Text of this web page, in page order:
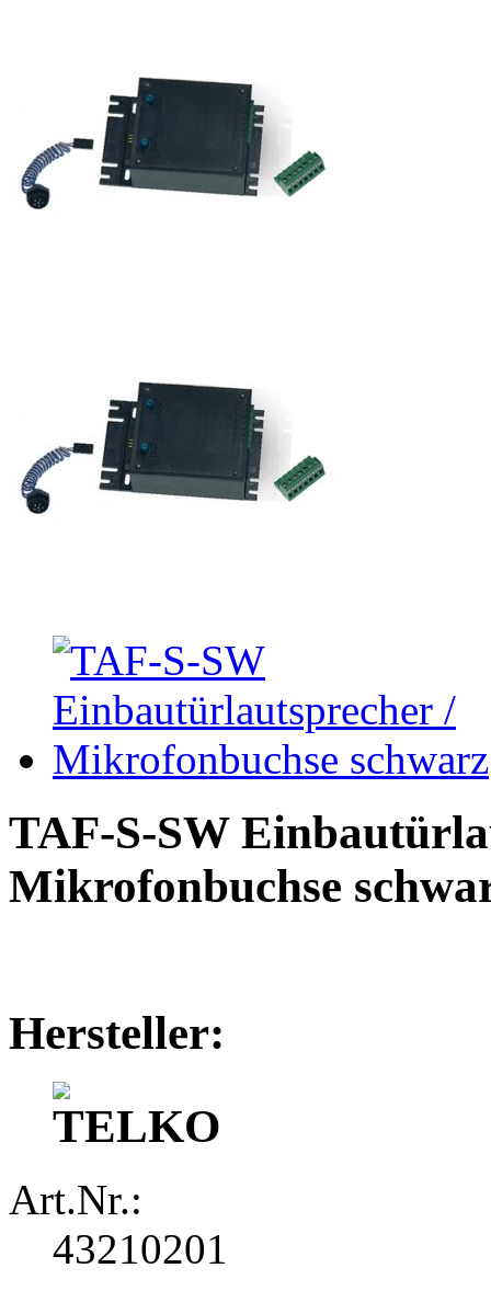
TAF-S-SW
Mikrofonbuchse
Hersteller:
Art.Nr.:
43210201